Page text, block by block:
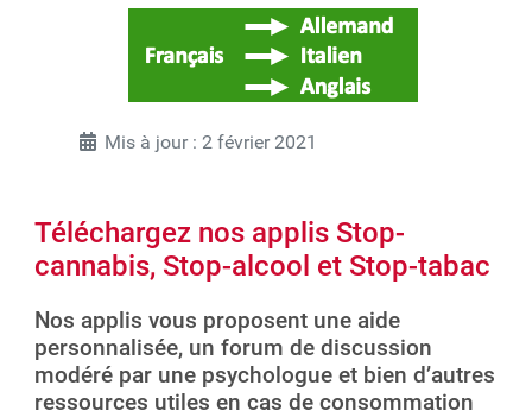
Mis à jour : 2 février 2021
Téléchargez nos applis Stop-
cannabis, Stop-alcool et Stop-tabac
Nos applis vous proposent une aide
personnalisée, un forum de discussion
modéré par une psychologue et bien d’autres
ressources utiles en cas de consommation